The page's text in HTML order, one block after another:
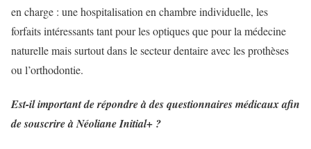
en charge : une hospitalisation en chambre individuelle, les
forfaits intéressants tant pour les optiques que pour la médecine
naturelle mais surtout dans le secteur dentaire avec les prothèses
ou l’orthodontie.
Est-il important de répondre à des questionnaires médicaux afin
de souscrire à Néoliane Initial+ ?